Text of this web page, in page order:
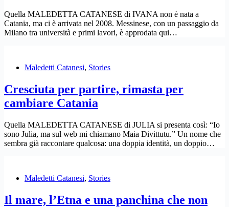
Quella MALEDETTA CATANESE di IVANA non è nata a
Catania, ma ci è arrivata nel 2008. Messinese, con un passaggio da
Milano tra università e primi lavori, è approdata qui…
Maledetti Catanesi, Stories
Cresciuta per partire, rimasta per
cambiare Catania
Quella MALEDETTA CATANESE di JULIA si presenta così: “Io
sono Julia, ma sul web mi chiamano Maia Divittutu.” Un nome che
sembra già raccontare qualcosa: una doppia identità, un doppio…
Maledetti Catanesi, Stories
Il mare, l’Etna e una panchina che non